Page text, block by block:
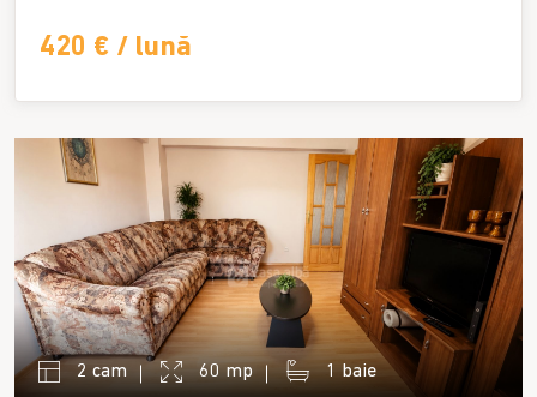
420 € / lună
2 cam 60 mp 1 baie